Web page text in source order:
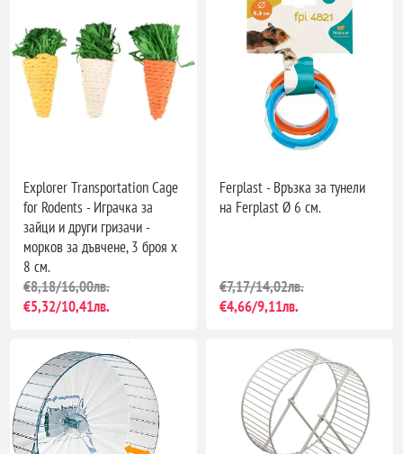
Explorer Transportation Cage
for Rodents - Играчка за
зайци и други гризачи -
морков за дъвчене, 3 броя х
8 см.
€8,18/16,00лв.
€5,32/10,41лв.
Ferplast - Връзка за тунели
на Ferplast Ø 6 см.
€7,17/14,02лв.
€4,66/9,11лв.